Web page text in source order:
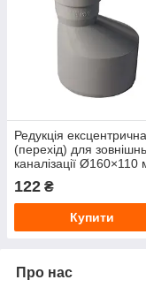
Редукція ексцентрична
(перехід) для
каналізації Ø160×110
122 ₴
Купити
Про нас